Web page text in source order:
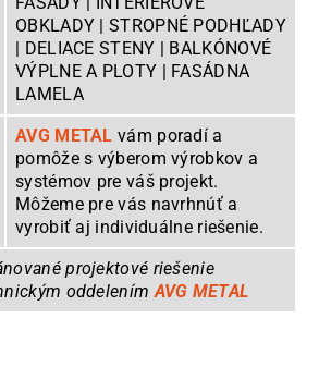
OBKLADY | STROPNÉ PODHĽADY
| DELIACE STENY | BALKÓNOVÉ
VÝPLNE A PLOTY | FASÁDNA
LAMELA
AVG METAL vám poradí a
pomôže s výberom výrobkov a
systémov pre váš projekt.
Môžeme pre vás navrhnúť a
vyrobiť aj individuálne riešenie.
projektové riešenie
oddelenímAVG METAL